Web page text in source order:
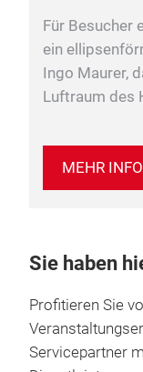
Für Besucher
ein
Ingo Maurer,
Luftraum des
MEHR
Sie haben
Profitieren Sie
Servicepartner